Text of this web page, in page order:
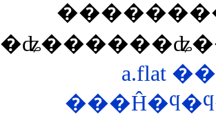
a.flat